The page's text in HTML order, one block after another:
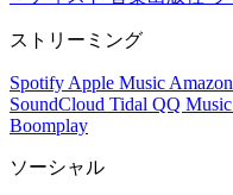
ストリーミング
Spotify Apple Music
SoundCloud Tidal QQ Music
Boomplay
ソーシャル